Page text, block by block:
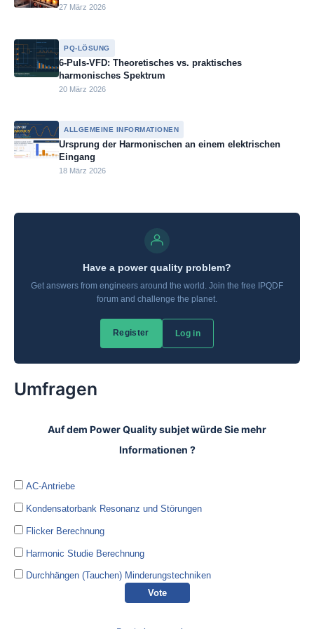
27 März 2026
PQ-LÖSUNG
6-Puls-VFD: Theoretisches vs. praktisches
harmonisches Spektrum
20 März 2026
ALLGEMEINE INFORMATIONEN
Ursprung der Harmonischen an einem elektrischen
Eingang
18 März 2026
Umfragen
Auf dem Power Quality subjet würde Sie mehr
Informationen ?
AC-Antriebe
Kondensatorbank Resonanz und Störungen
Flicker Berechnung
Harmonic Studie Berechnung
Durchhängen (Tauchen) Minderungstechniken